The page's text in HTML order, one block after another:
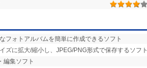
フォトアルバムを簡単に作成できるソフト
ズに拡大/縮小し、JPEG/PNG形式で保存するソフト
編集ソフト